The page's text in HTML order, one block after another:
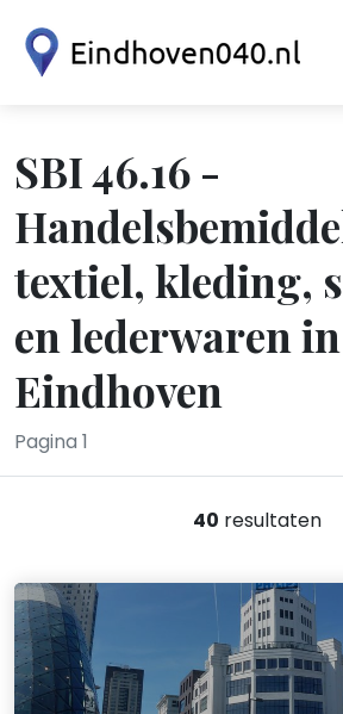
SBI 46.16 -
textiel, kleding,
en lederwaren in
Eindhoven
Pagina 1
40 resultaten